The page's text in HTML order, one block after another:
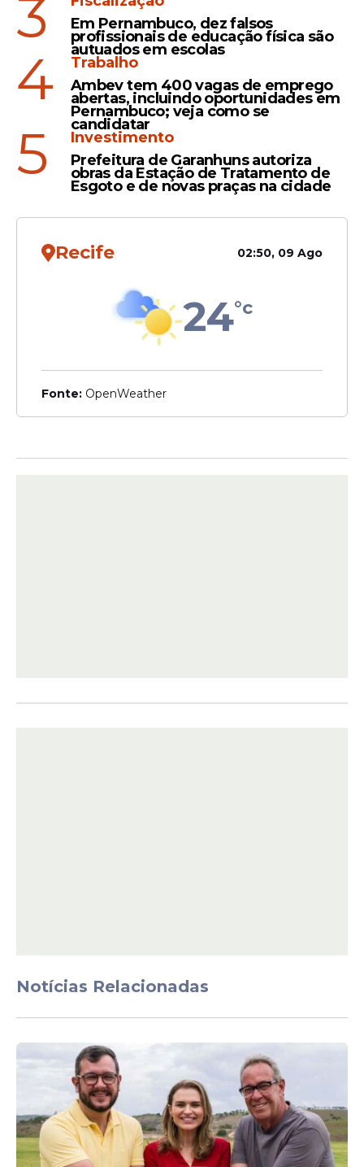
votada do Nordeste
Veja Também
A pesquisa ouviu 40.500 pessoas em todo o
país, por meio de sistema automatizado,
margem de erro é de um ponto
nível de confiança de 95%.
53,8% das intenções de voto no estado. O
senador Flávio Bolsonaro (PL) surge na
segunda colocação com 38,5%.
A pesquisa ouviu 2.010 eleitores entre os
dias 24 e 30 de março de 2026 em
diferentes regiões do estado. O estudo
apresenta margem de erro de 2,5 pontos
3
Em Pernambuco, dez falsos
profissionais de educação física são
autuados em escolas
4
Trabalho
Ambev tem 400 vagas de emprego
abertas, incluindo oportunidades em
Pernambuco; veja como se
candidatar
5
Investimento
Prefeitura de Garanhuns autoriza
obras da Estação de Tratamento de
Esgoto e de novas praças na cidade
Recife 02:50, 09 Ago
24°c
Fonte: OpenWeather
Notícias Relacionadas